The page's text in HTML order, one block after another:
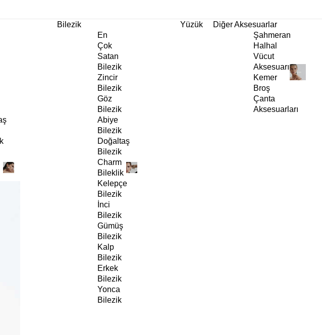
Bilezik
En
Çok
Satan
Bilezik
Zincir
Bilezik
Göz
Bilezik
Abiye
Bilezik
Doğaltaş
Bilezik
Charm
Bileklik
Kelepçe
Bilezik
İnci
Bilezik
Gümüş
Bilezik
Kalp
Bilezik
Erkek
Bilezik
Yonca
Bilezik
Yüzük
Diğer Aksesuarlar
Şahmeran
Halhal
Vücut
Aksesuarı
Kemer
Broş
Çanta
Aksesuarları